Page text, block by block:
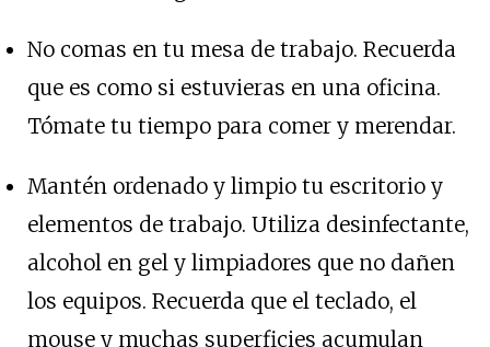
No comas en tu mesa de trabajo. Recuerda
que es como si estuvieras en una oficina.
Tómate tu tiempo para comer y merendar.
Mantén ordenado y limpio tu escritorio y
elementos de trabajo. Utiliza desinfectante,
alcohol en gel y limpiadores que no dañen
los equipos. Recuerda que el teclado, el
mouse y muchas superficies acumulan